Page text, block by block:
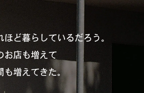
ほど暮らしているだろう。
お店も増えて
も増えてきた。